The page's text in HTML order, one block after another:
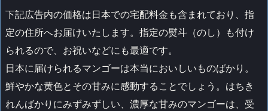
下記広告内の価格は日本での宅配料金も含まれており、指
定の住所へお届けいたします。指定の熨斗（のし）も付け
られるので、お祝いなどにも最適です。
日本に届けられるマンゴーは本当においしいものばかり。
鮮やかな黄色とその甘みに感動することでしょう。はちき
れんばかりにみずみずしい、濃厚な甘みのマンゴーは、受